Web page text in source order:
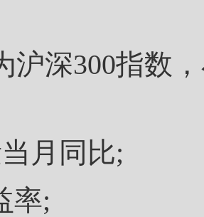
深300指数
月同比;
率;